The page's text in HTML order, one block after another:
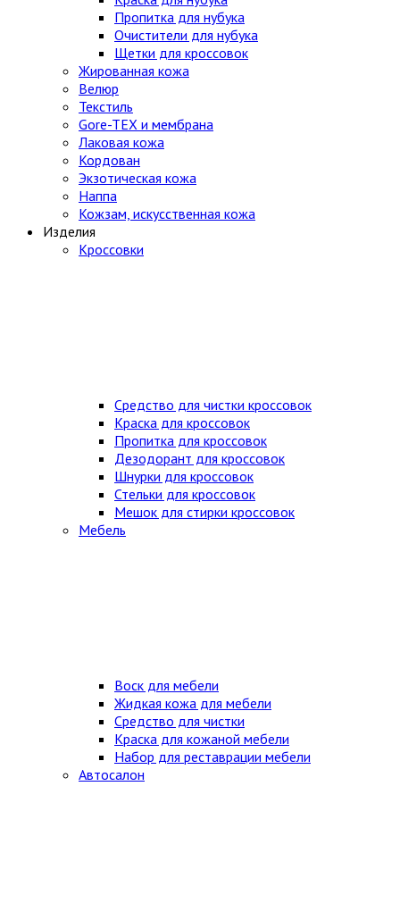
Пропитка для нубука
Очистители для нубука
Щетки для кроссовок
Жированная кожа
Велюр
Текстиль
Gore-TEX и мембрана
Лаковая кожа
Кордован
Экзотическая кожа
Наппа
Кожзам, искусственная кожа
Изделия
Кроссовки
Средство для чистки кроссовок
Краска для кроссовок
Пропитка для кроссовок
Дезодорант для кроссовок
Шнурки для кроссовок
Стельки для кроссовок
Мешок для стирки кроссовок
Мебель
Воск для мебели
Жидкая кожа для мебели
Средство для чистки
Краска для кожаной мебели
Набор для реставрации мебели
Автосалон